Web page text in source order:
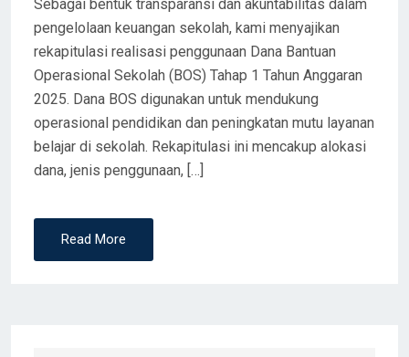
Sebagai bentuk transparansi dan akuntabilitas dalam
pengelolaan keuangan sekolah, kami menyajikan
rekapitulasi realisasi penggunaan Dana Bantuan
Operasional Sekolah (BOS) Tahap 1 Tahun Anggaran
2025. Dana BOS digunakan untuk mendukung
operasional pendidikan dan peningkatan mutu layanan
belajar di sekolah. Rekapitulasi ini mencakup alokasi
dana, jenis penggunaan, […]
Read More